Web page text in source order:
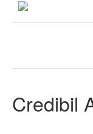
Credibil